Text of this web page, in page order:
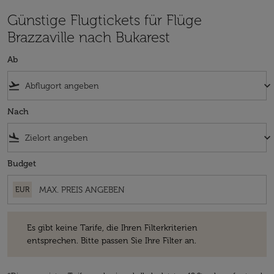
Günstige Flugtickets für Flüge
Brazzaville nach Bukarest
Ab
flight_takeoff keyboard_arrow_down
Nach
flight_land keyboard_arrow_down
Budget
EUR
Es gibt keine Tarife, die Ihren Filterkriterien
entsprechen. Bitte passen Sie Ihre Filter an.